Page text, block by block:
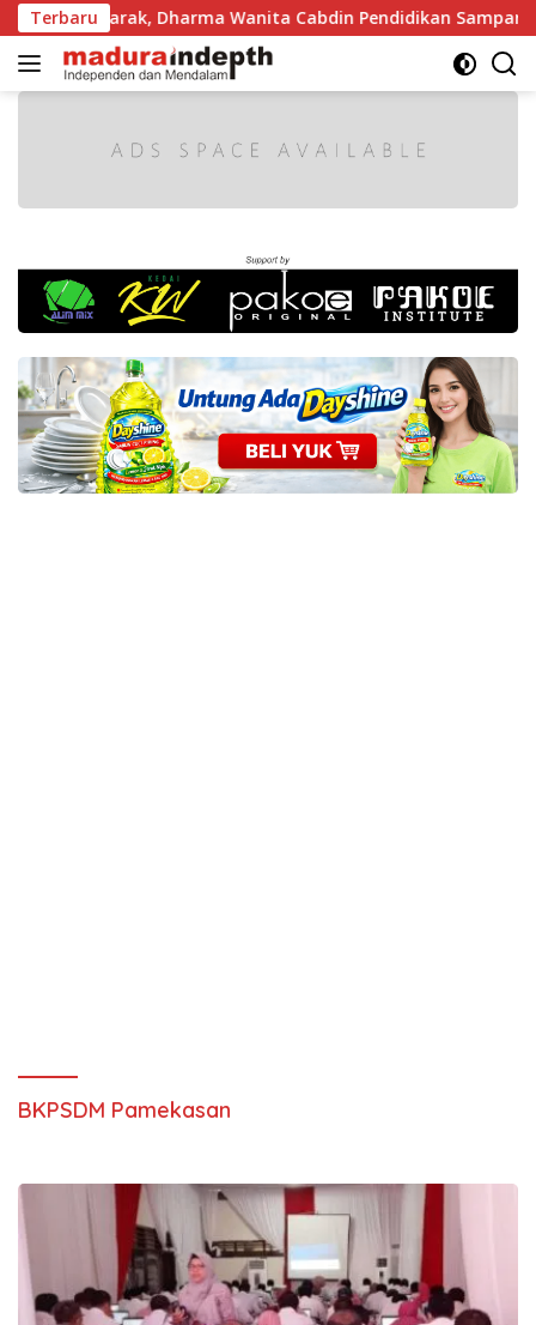
Langsung
ke
konten
Terbaru
Semarak, Dharma Wanita Cabdin Pendidikan Sampang Adu
BKPSDM Pamekasan